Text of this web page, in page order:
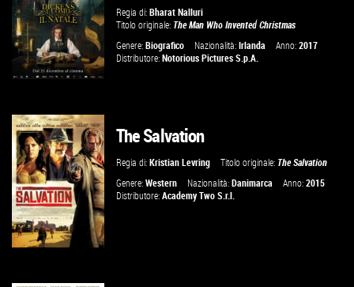
VAI ALLA SCHEDA
GUARDA IL TRAILER
VAI ALLA SCHEDA
Regia di:Bharat Nalluri
Titolo originale: The Man Who Invented Christmas
Genere:Biografico Nazionalità:Irlanda Anno:2017
Distributore:Notorious Pictures S.p.A.
The Salvation
Regia di:Kristian Levring Titolo originale: The Salvation
Genere:Western Nazionalità:Danimarca Anno:2015
Distributore:Academy Two S.r.l.